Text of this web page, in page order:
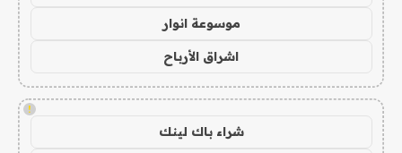
موسوعة انوار
اشراق الأرباح
!
شراء باك لينك